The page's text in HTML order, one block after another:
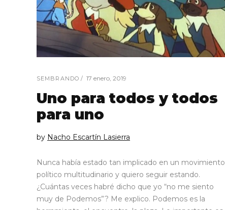
SEMBRANDO 17 enero, 2019
Uno para todos y todos
para uno
by Nacho Escartín Lasierra
Nunca había estado tan implicado en un movimiento
político multitudinario y quiero seguir estando.
¿Cuántas veces habré dicho que yo “no me siento
muy de Podemos”? Me explico. Podemos es la